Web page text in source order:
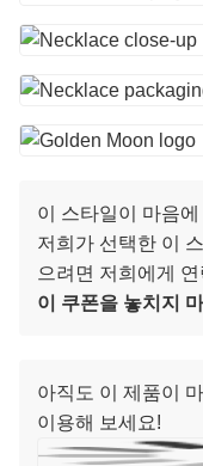
이 스타일이 마음
저희가 선택한 이
으려면 저희에게
이 쿠폰을 놓치지
아직도 이 제품이
이용해 보세요!